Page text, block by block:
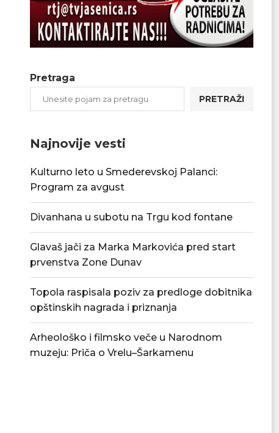
U Srbiji se obeležava Dan rudara
Od 17. avgusta 18
Pretraga
PRETRAŽI
Najnovije vesti
Kulturno leto u Smederevskoj Palanci:
Program za avgust
Divanhana u subotu na Trgu kod fontane
Glavaš jači za Marka Markovića pred start
prvenstva Zone Dunav
Topola raspisala poziv za predloge dobitnika
opštinskih nagrada i priznanja
Arheološko i filmsko veče u Narodnom
muzeju: Priča o Vrelu–Šarkamenu